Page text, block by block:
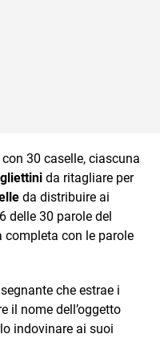
con 30 caselle, ciascuna
da ritagliare per
da distribuire ai
delle 30 parole del
completa con le parole
che estrae i
il nome dell’oggetto
indovinare ai suoi